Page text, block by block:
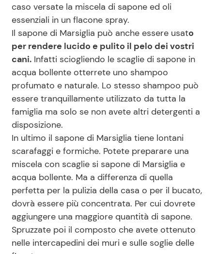
caso versate la miscela di sapone ed oli
essenziali in un flacone spray.
Il sapone di Marsiglia può anche essere usato
per rendere lucido e pulito il pelo dei vostri
cani. Infatti sciogliendo le scaglie di sapone in
acqua bollente otterrete uno shampoo
profumato e naturale. Lo stesso shampoo può
essere tranquillamente utilizzato da tutta la
famiglia ma solo se non avete altri detergenti a
disposizione.
In ultimo il sapone di Marsiglia tiene lontani
scarafaggi e formiche. Potete preparare una
miscela con scaglie si sapone di Marsiglia e
acqua bollente. Ma a differenza di quella
perfetta per la pulizia della casa o per il bucato,
dovrà essere più concentrata. Per cui dovrete
aggiungere una maggiore quantità di sapone.
Spruzzate poi il composto che avete ottenuto
nelle intercapedini dei muri e sulle soglie delle